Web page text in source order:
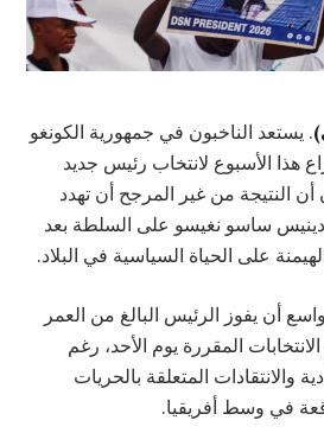
. يستعد الناخبون في جمهورية الكونغو
هذا الأسبوع لانتخاب رئيس جديد
أن النتيجة من غير المرجح أن تهدد
ساسو نغيسو على السلطة بعد
على الحياة السياسية في البلاد.
أن يفوز الرئيس البالغ من العمر
الانتخابات المقررة يوم الأحد، رغم
والانتقادات المتعلقة بالحريات
في وسط أفريقيا.